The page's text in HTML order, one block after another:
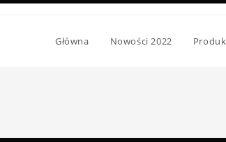
Główna Nowości 2022